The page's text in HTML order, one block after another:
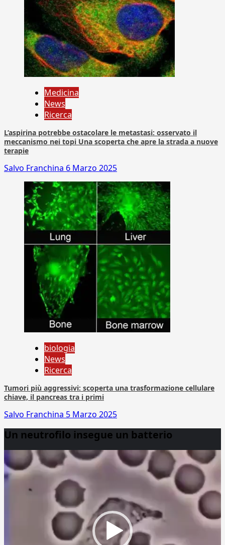
Medicina
News
Ricerca
L’aspirina potrebbe ostacolare le metastasi: osservato il
meccanismo nei topi Una scoperta che apre la strada a nuove
terapie
Salvo Franchina 6 Marzo 2025
biologia
News
Ricerca
Tumori più aggressivi: scoperta una trasformazione cellulare
chiave, il pancreas tra i primi
Salvo Franchina 5 Marzo 2025
Un neutrofilo insegue un batterio
Player